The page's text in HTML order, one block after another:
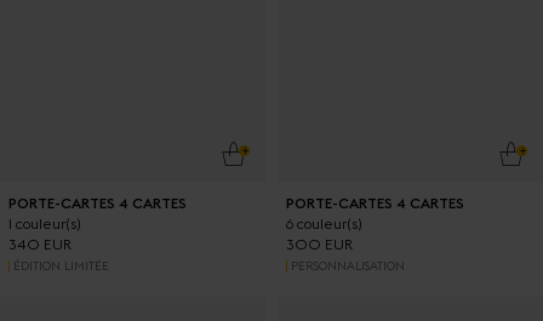
AJOUTER AU PANIER
PORTE-CARTES 4 CARTES
1 couleur(s)
340 EUR
ÉDITION LIMITÉE
PORTE-CARTES 4 CARTES
6 couleur(s)
300 EUR
PERSONNALISATION